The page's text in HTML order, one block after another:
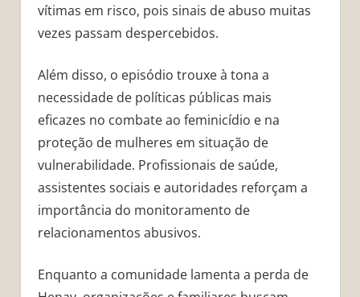
vítimas em risco, pois sinais de abuso muitas
vezes passam despercebidos.
Além disso, o episódio trouxe à tona a
necessidade de políticas públicas mais
eficazes no combate ao feminicídio e na
proteção de mulheres em situação de
vulnerabilidade. Profissionais de saúde,
assistentes sociais e autoridades reforçam a
importância do monitoramento de
relacionamentos abusivos.
Enquanto a comunidade lamenta a perda de